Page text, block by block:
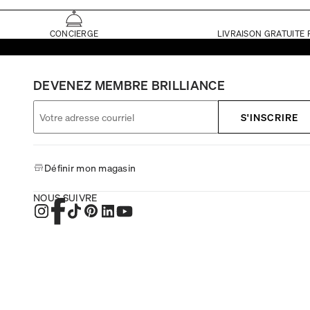
CONCIERGE LIVRAISON GRATUITE
DEVENEZ MEMBRE BRILLIANCE
S'INSCRIRE
Définir mon magasin
NOUS SUIVRE